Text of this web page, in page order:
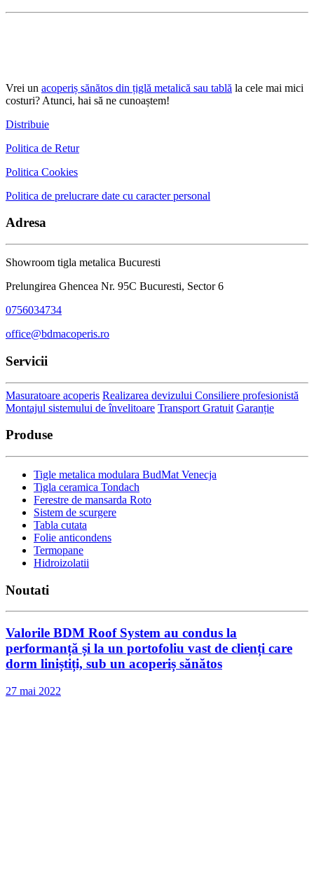
Vrei un acoperiș sănătos din țiglă metalică sau tablă la cele mai mici
costuri? Atunci, hai să ne cunoaștem!
Distribuie
Politica de Retur
Politica Cookies
Politica de prelucrare date cu caracter personal
Adresa
Showroom tigla metalica Bucuresti
Prelungirea Ghencea Nr. 95C Bucuresti, Sector 6
0756034734
office@bdmacoperis.ro
Servicii
Masuratoare acoperis Realizarea devizului Consiliere profesionistă
Montajul sistemului de învelitoare Transport Gratuit Garanție
Produse
Tigle metalica modulara BudMat Venecja
Tigla ceramica Tondach
Ferestre de mansarda Roto
Sistem de scurgere
Tabla cutata
Folie anticondens
Termopane
Hidroizolatii
Noutati
Valorile BDM Roof System au condus la
performanță și la un portofoliu vast de clienți care
dorm liniștiți, sub un acoperiș sănătos
27 mai 2022